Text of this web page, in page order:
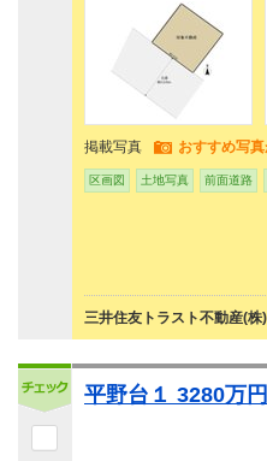
掲載写真 おすすめ写
区画図 土地写真 前面道路
三井住友トラスト不動産(株
平野台１ 3280万円